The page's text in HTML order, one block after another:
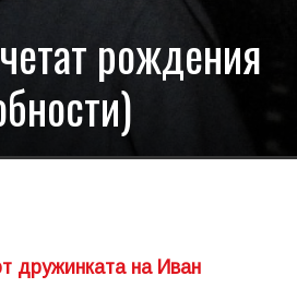
рождения
дружинката на Иван